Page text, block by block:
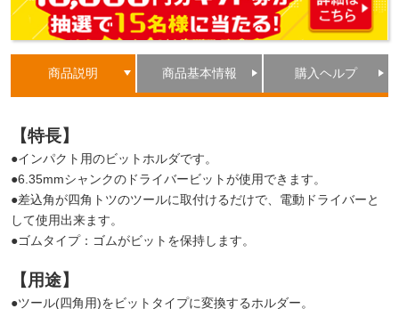
商品説明 商品基本情報 購入ヘルプ
【特長】
●インパクト用のビットホルダです。
●6.35mmシャンクのドライバービットが使用できます。
●差込角が四角トツのツールに取付けるだけで、電動ドライバーと
して使用出来ます。
●ゴムタイプ：ゴムがビットを保持します。
【用途】
●ツール(四角用)をビットタイプに変換するホルダー。